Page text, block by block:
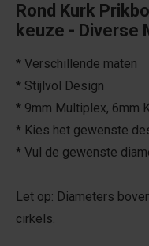
Rond Kurk
keuze - Diverse
* Verschillende maten
* Stijlvol Design
* 9mm Multiplex, 6mm
* Kies het gewenste
* Vul de gewenste
Let op: Diameters
cirkels.